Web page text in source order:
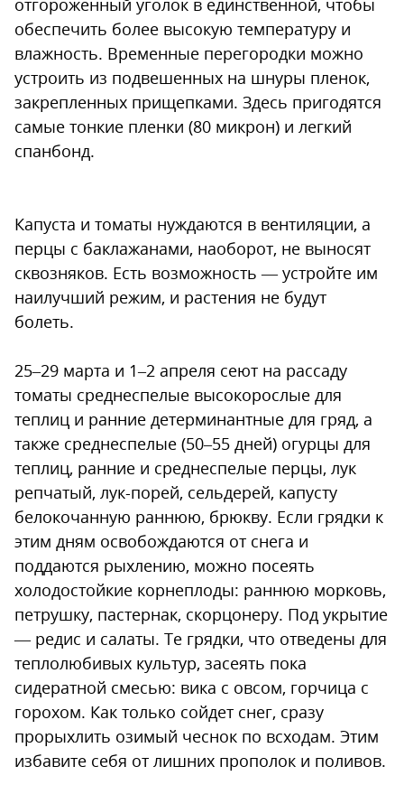
отгороженный уголок в единственной, чтобы
обеспечить более высокую температуру и
влажность. Временные перегородки можно
устроить из подвешенных на шнуры пленок,
закрепленных прищепками. Здесь пригодятся
самые тонкие пленки (80 микрон) и легкий
спанбонд.
Капуста и томаты нуждаются в вентиляции, а
перцы с баклажанами, наоборот, не выносят
сквозняков. Есть возможность — устройте им
наилучший режим, и растения не будут
болеть.
25–29 марта и 1–2 апреля сеют на рассаду
томаты среднеспелые высокорослые для
теплиц и ранние детерминантные для гряд, а
также среднеспелые (50–55 дней) огурцы для
теплиц, ранние и среднеспелые перцы, лук
репчатый, лук-порей, сельдерей, капусту
белокочанную раннюю, брюкву. Если грядки к
этим дням освобождаются от снега и
поддаются рыхлению, можно посеять
холодостойкие корнеплоды: раннюю морковь,
петрушку, пастернак, скорцонеру. Под укрытие
— редис и салаты. Те грядки, что отведены для
теплолюбивых культур, засеять пока
сидератной смесью: вика с овсом, горчица с
горохом. Как только сойдет снег, сразу
прорыхлить озимый чеснок по всходам. Этим
избавите себя от лишних прополок и поливов.